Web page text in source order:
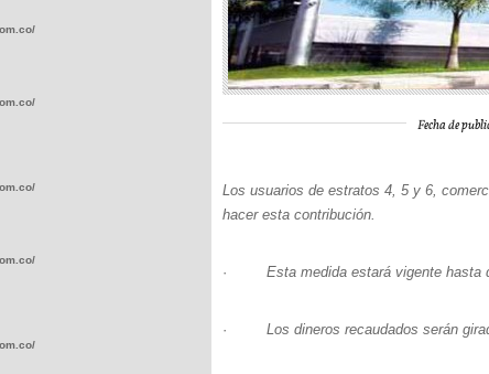
Fecha de
Los usuarios de estratos 4, 5 y 6,
hacer esta contribución.
· Esta medida estará vigente hasta
· Los dineros recaudados serán
wp-
wp-
wp-
wp-
wp-